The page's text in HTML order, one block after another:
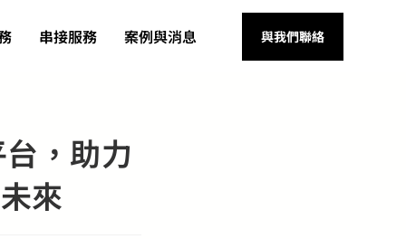
串接服務 案例與消息 與我們聯絡
，助力
來